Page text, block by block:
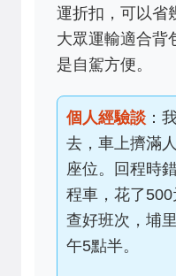
運折扣，可以省
大眾運輸適合背
是自駕方便。
個人經驗談 ：
去，車上擠滿
座位。回程時
程車，花了
查好班次，埔
午5點半。